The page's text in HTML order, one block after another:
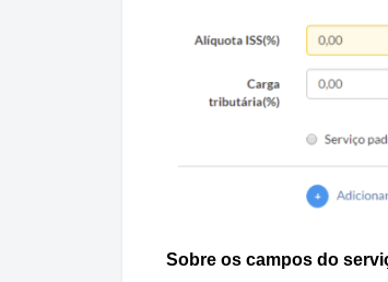
Sobre os campos do